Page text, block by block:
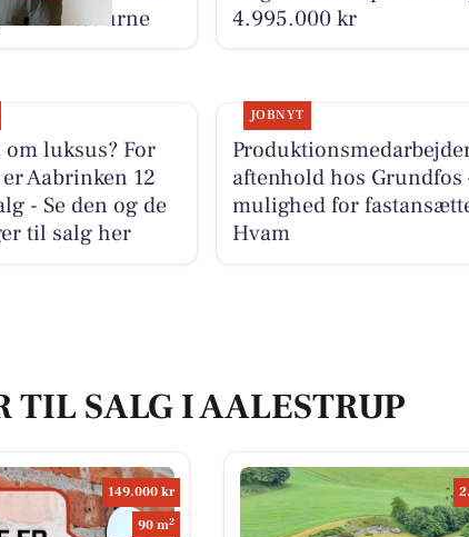
urne
4.995.000 kr
luksus? For
Aabrinken 12
- Se den og de
til salg her
JOBNYT
aftenhold hos Grundfos
mulighed for
Hvam
TIL SALG I AALESTRUP
149.000 kr
90 m2